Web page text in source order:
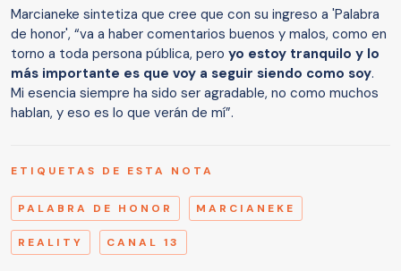
Marcianeke sintetiza que cree que con su ingreso a 'Palabra
de honor', “va a haber comentarios buenos y malos, como en
torno a toda persona pública, pero yo estoy tranquilo y lo
más importante es que voy a seguir siendo como soy.
Mi esencia siempre ha sido ser agradable, no como muchos
hablan, y eso es lo que verán de mí”.
ETIQUETAS DE ESTA NOTA
PALABRA DE HONOR MARCIANEKE
REALITY CANAL 13